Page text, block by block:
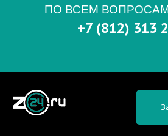
ПО ВСЕМ
+7 (812) 313